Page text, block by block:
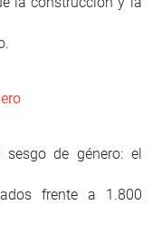
de género: el
frente a 1.800